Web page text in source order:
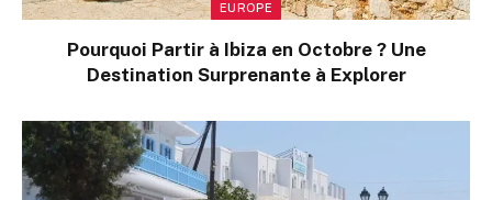
EUROPE
Pourquoi Partir à Ibiza en Octobre ? Une
Destination Surprenante à Explorer